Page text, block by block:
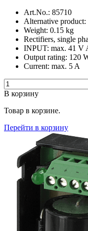
Art.No.: 85710
Alternative
Weight: 0.15 kg
Rectifiers, single
INPUT: max. 41 V
Output rating: 120
Current: max. 5 A
В корзину
Товар в корзине.
Перейти в корзину